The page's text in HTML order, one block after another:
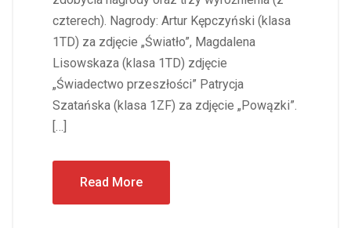
czterech). Nagrody: Artur Kępczyński (klasa
1TD) za zdjęcie „Światło”, Magdalena
Lisowskaza (klasa 1TD) zdjęcie
„Świadectwo przeszłości” Patrycja
Szatańska (klasa 1ZF) za zdjęcie „Powązki”.
[…]
Read More